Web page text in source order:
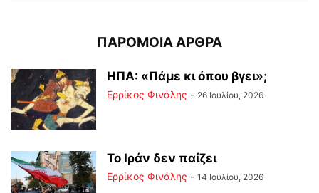
ΠΑΡΟΜΟΙΑ ΑΡΘΡΑ
ΗΠΑ: «Πάμε κι όπου βγει»;
Ερρίκος Φινάλης - 26 Ιουλίου, 2026
Το Ιράν δεν παίζει
Ερρίκος Φινάλης - 14 Ιουλίου, 2026